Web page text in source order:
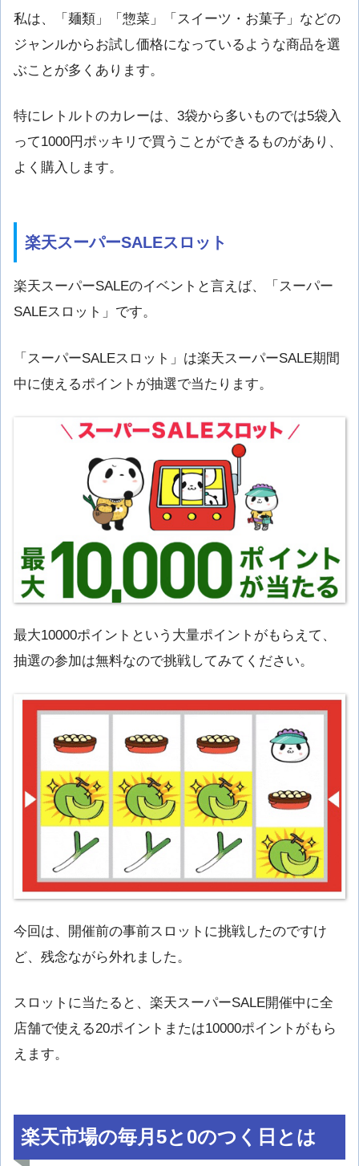
私は、「麺類」「惣菜」「スイーツ・お菓子」などの
ジャンルからお試し価格になっているような商品を選
ぶことが多くあります。
特にレトルトのカレーは、3袋から多いものでは5袋入
って1000円ポッキリで買うことができるものがあり、
よく購入します。
楽天スーパーSALEスロット
楽天スーパーSALEのイベントと言えば、「スーパー
SALEスロット」です。
「スーパーSALEスロット」は楽天スーパーSALE期間
中に使えるポイントが抽選で当たります。
最大10000ポイントという大量ポイントがもらえて、
抽選の参加は無料なので挑戦してみてください。
今回は、開催前の事前スロットに挑戦したのですけ
ど、残念ながら外れました。
スロットに当たると、楽天スーパーSALE開催中に全
店舗で使える20ポイントまたは10000ポイントがもら
えます。
楽天市場の毎月5と0のつく日とは